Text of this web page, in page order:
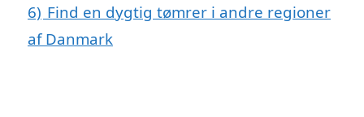
6) Find en dygtig tømrer i andre regioner
af Danmark